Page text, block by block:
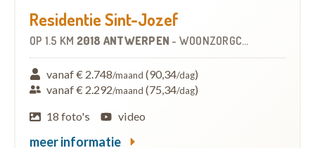
Residentie Sint-Jozef
OP 1.5 KM 2018 ANTWERPEN - WOONZORGCENTRUM (WZC)
vanaf € 2.748/maand (90,34/dag)
vanaf € 2.292/maand (75,34/dag)
18 foto's
video
meer informatie